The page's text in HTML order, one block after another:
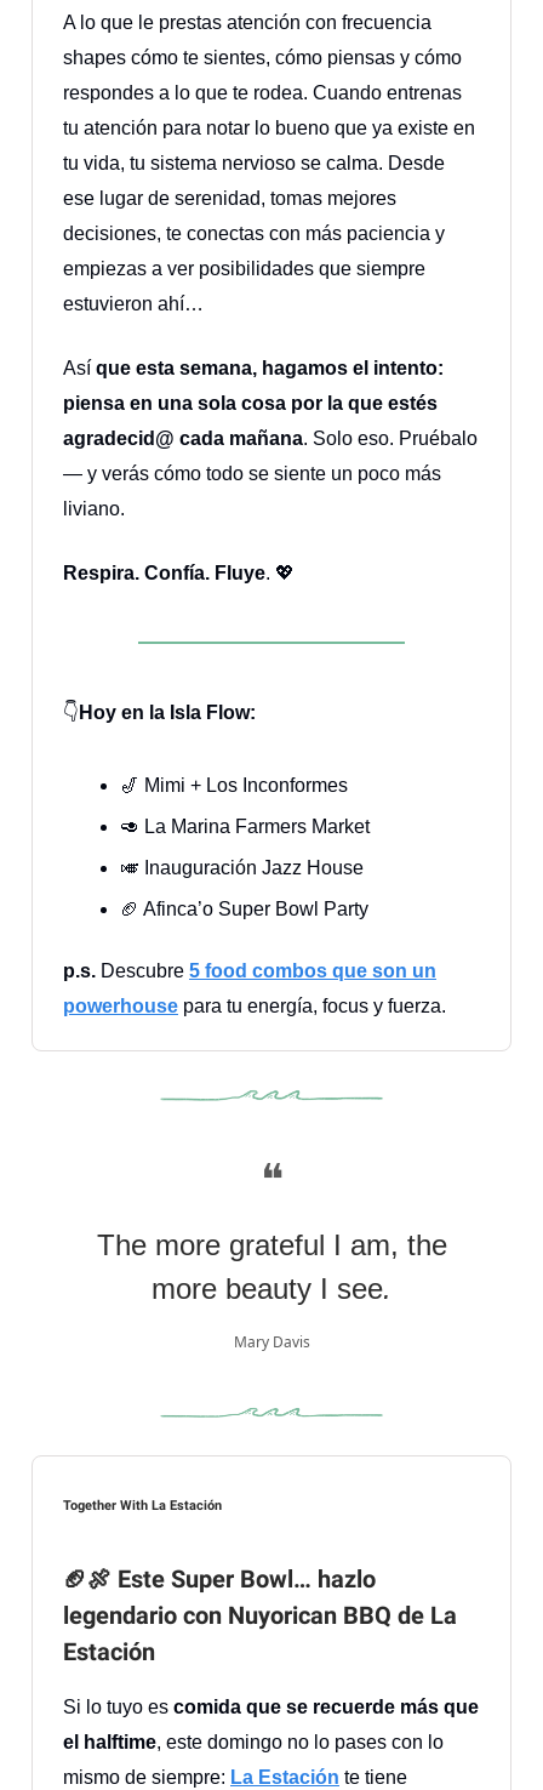
A lo que le prestas atención con frecuencia
shapes cómo te sientes, cómo piensas y cómo
respondes a lo que te rodea. Cuando entrenas
tu atención para notar lo bueno que ya existe en
tu vida, tu sistema nervioso se calma. Desde
ese lugar de serenidad, tomas mejores
decisiones, te conectas con más paciencia y
empiezas a ver posibilidades que siempre
estuvieron ahí…
Así que esta semana, hagamos el intento:
piensa en una sola cosa por la que estés
agradecid@ cada mañana. Solo eso. Pruébalo
— y verás cómo todo se siente un poco más
liviano.
Respira. Confía. Fluye. 💖
👇 Hoy en la Isla Flow:
🎷 Mimi + Los Inconformes
🥑 La Marina Farmers Market
🎺 Inauguración Jazz House
🏈 Afinca’o Super Bowl Party
p.s. Descubre 5 food combos que son un
powerhouse para tu energía, focus y fuerza.
❝
The more grateful I am, the
more beauty I see.
Mary Davis
Together With La Estación
🏈🍖 Este Super Bowl… hazlo
legendario con Nuyorican BBQ de La
Estación
Si lo tuyo es comida que se recuerde más que
el halftime, este domingo no lo pases con lo
mismo de siempre: La Estación te tiene